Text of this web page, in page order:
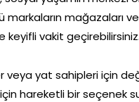
mağazaları
keyifli vakit geçirebilirsiniz.
veya yat sahipleri için
hareketli bir seçenek